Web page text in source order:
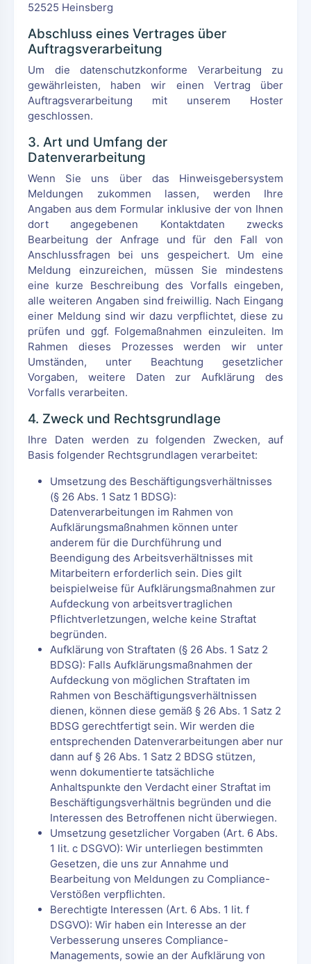
52525 Heinsberg
Abschluss eines Vertrages über
Auftragsverarbeitung
Um die datenschutzkonforme Verarbeitung zu
gewährleisten, haben wir einen Vertrag über
Auftragsverarbeitung mit unserem Hoster
geschlossen.
3. Art und Umfang der
Datenverarbeitung
Wenn Sie uns über das Hinweisgebersystem
Meldungen zukommen lassen, werden Ihre
Angaben aus dem Formular inklusive der von Ihnen
dort angegebenen Kontaktdaten zwecks
Bearbeitung der Anfrage und für den Fall von
Anschlussfragen bei uns gespeichert. Um eine
Meldung einzureichen, müssen Sie mindestens
eine kurze Beschreibung des Vorfalls eingeben,
alle weiteren Angaben sind freiwillig. Nach Eingang
einer Meldung sind wir dazu verpflichtet, diese zu
prüfen und ggf. Folgemaßnahmen einzuleiten. Im
Rahmen dieses Prozesses werden wir unter
Umständen, unter Beachtung gesetzlicher
Vorgaben, weitere Daten zur Aufklärung des
Vorfalls verarbeiten.
4. Zweck und Rechtsgrundlage
Ihre Daten werden zu folgenden Zwecken, auf
Basis folgender Rechtsgrundlagen verarbeitet:
Umsetzung des Beschäftigungsverhältnisses
(§ 26 Abs. 1 Satz 1 BDSG):
Datenverarbeitungen im Rahmen von
Aufklärungsmaßnahmen können unter
anderem für die Durchführung und
Beendigung des Arbeitsverhältnisses mit
Mitarbeitern erforderlich sein. Dies gilt
beispielweise für Aufklärungsmaßnahmen zur
Aufdeckung von arbeitsvertraglichen
Pflichtverletzungen, welche keine Straftat
begründen.
Aufklärung von Straftaten (§ 26 Abs. 1 Satz 2
BDSG): Falls Aufklärungsmaßnahmen der
Aufdeckung von möglichen Straftaten im
Rahmen von Beschäftigungsverhältnissen
dienen, können diese gemäß § 26 Abs. 1 Satz 2
BDSG gerechtfertigt sein. Wir werden die
entsprechenden Datenverarbeitungen aber nur
dann auf § 26 Abs. 1 Satz 2 BDSG stützen,
wenn dokumentierte tatsächliche
Anhaltspunkte den Verdacht einer Straftat im
Beschäftigungsverhältnis begründen und die
Interessen des Betroffenen nicht überwiegen.
Umsetzung gesetzlicher Vorgaben (Art. 6 Abs.
1 lit. c DSGVO): Wir unterliegen bestimmten
Gesetzen, die uns zur Annahme und
Bearbeitung von Meldungen zu Compliance-
Verstößen verpflichten.
Berechtigte Interessen (Art. 6 Abs. 1 lit. f
DSGVO): Wir haben ein Interesse an der
Verbesserung unseres Compliance-
Managements, sowie an der Aufklärung von